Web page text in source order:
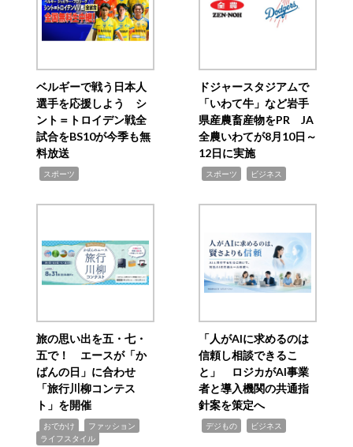
ベルギーで戦う日本人
選手を応援しよう シ
ント＝トロイデン戦全
試合をBS10が今季も無
料放送
スポーツ
ドジャースタジアムで
「いわて牛」など岩手
県産農畜産物をPR JA
全農いわてが8月10日～
12日に実施
スポーツ ビジネス
旅の思い出を五・七・
五で！ エースが「か
ばんの日」に合わせ
「旅行川柳コンテス
ト」を開催
おでかけ ファッション
ライフスタイル
「人がAIに求めるのは
信頼し相談できるこ
と」 ロジカがAI事業
者と導入機関の共通指
針案を策定へ
デジもの ビジネス